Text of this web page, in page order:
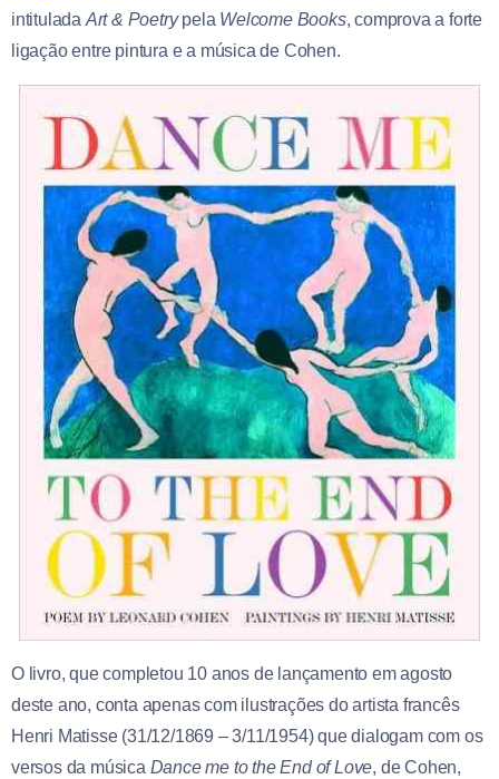
intitulada Art & Poetrypela Welcome Books, comprova a forte
ligação entre pintura e a música de Cohen.
O livro, que completou 10 anos de lançamento em agosto
deste ano, conta apenas com ilustrações do artista francês
Henri Matisse (31/12/1869 – 3/11/1954) que dialogam com os
versos da música Dance me to the End of Love, de Cohen,